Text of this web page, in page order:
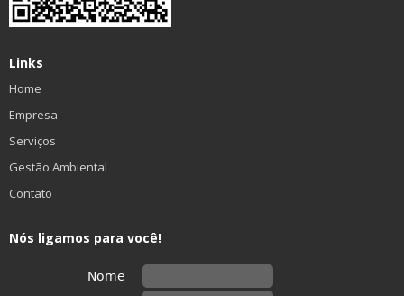
Links
Home
Empresa
Serviços
Gestão Ambiental
Contato
Nós ligamos para você!